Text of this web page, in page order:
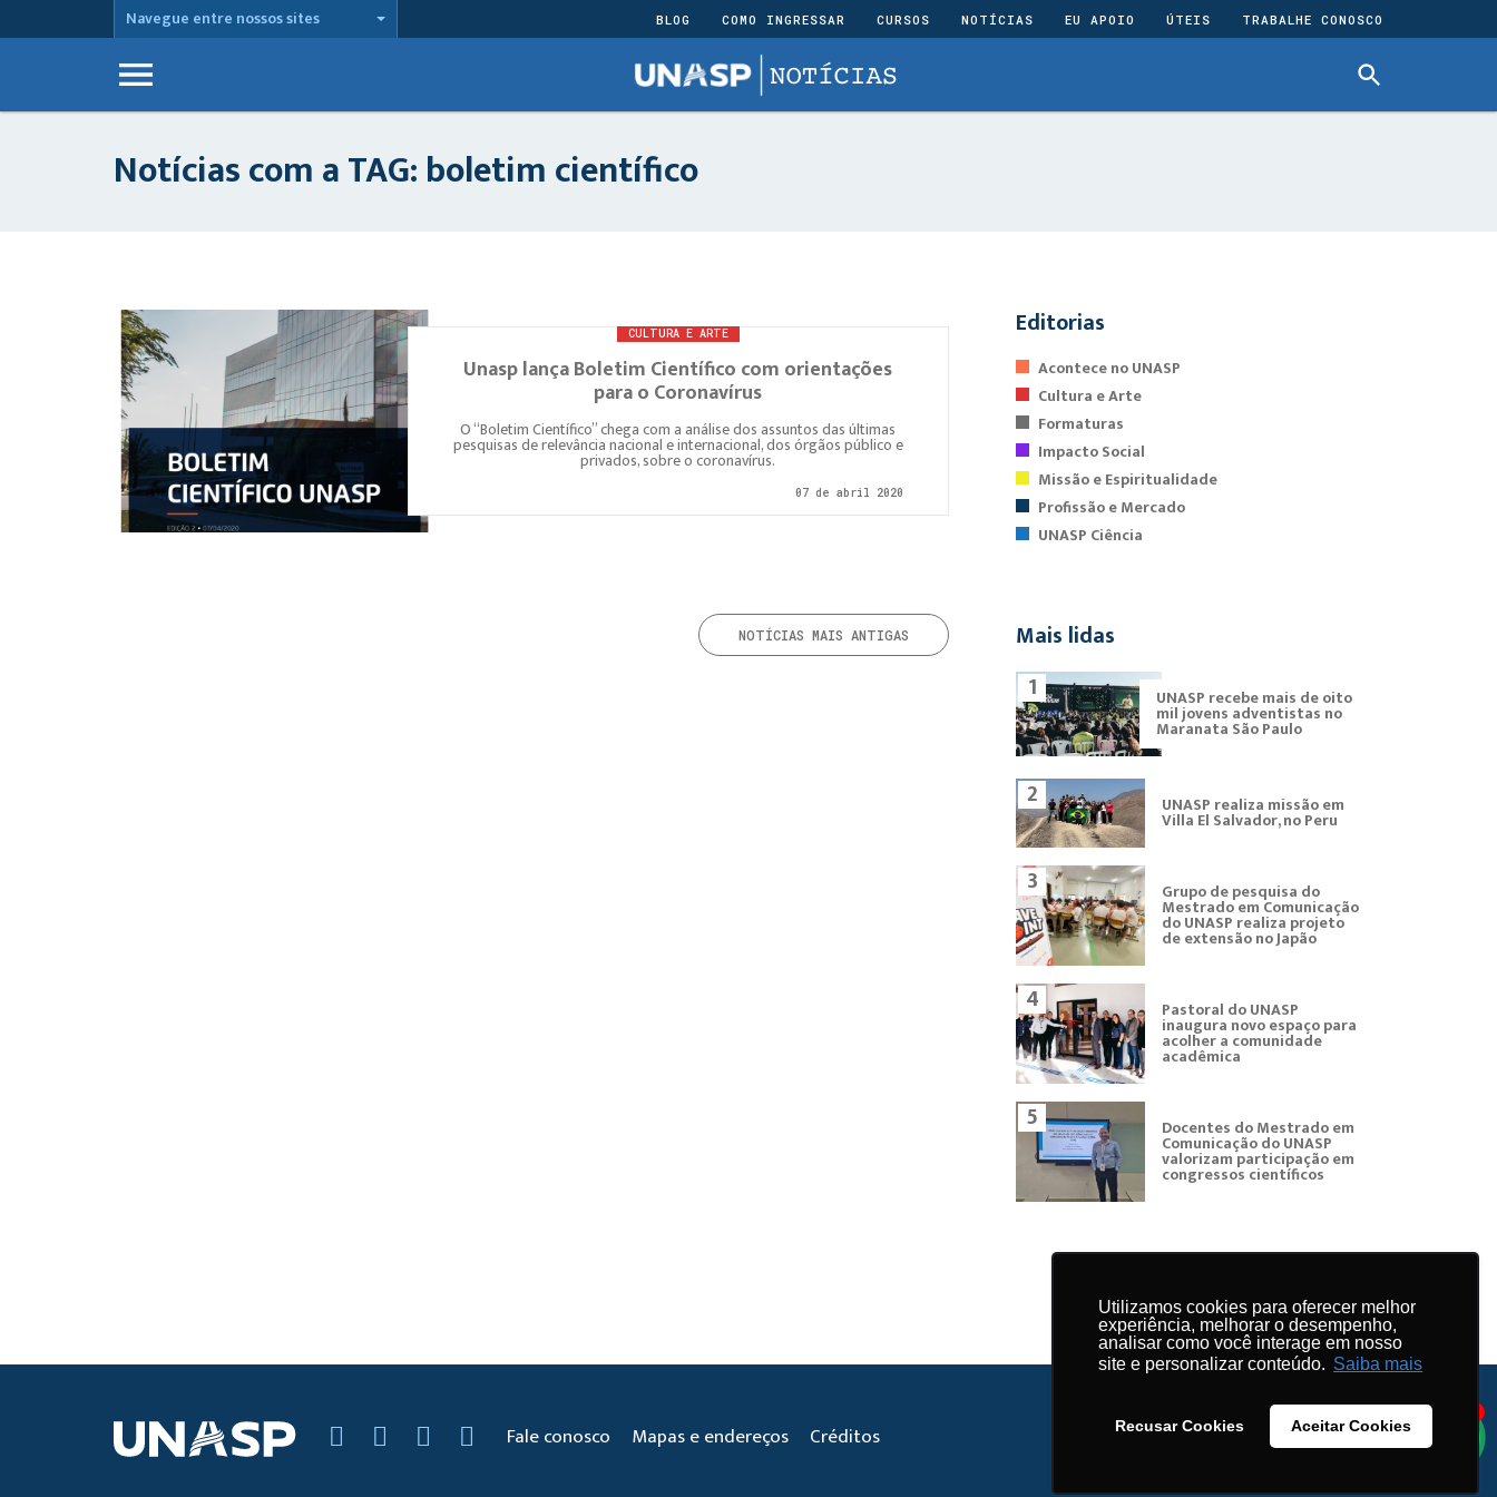
Utilizamos cookies para oferecer melhor
experiência, melhorar o desempenho,
analisar como você interage em nosso
site e personalizar conteúdo. Saiba mais
Recusar Cookies Aceitar Cookies
Navegue entre nossos sites BLOG COMO INGRESSAR CURSOS NOTÍCIAS EU APOIO ÚTEIS TRABALHE CONOSCO
Notícias com a TAG: boletim científico
CULTURA E ARTE
Unasp lança Boletim Científico com orientações
para o Coronavírus
O “Boletim Científico” chega com a análise dos assuntos das últimas
pesquisas de relevância nacional e internacional, dos órgãos público e
privados, sobre o coronavírus.
07 de abril 2020
NOTÍCIAS MAIS ANTIGAS
Editorias
Acontece no UNASP
Cultura e Arte
Formaturas
Impacto Social
Missão e Espiritualidade
Profissão e Mercado
UNASP Ciência
Mais lidas
1
UNASP recebe mais de oito
mil jovens adventistas no
Maranata São Paulo
2 UNASP realiza missão em
Villa El Salvador, no Peru
3 Grupo de pesquisa do
Mestrado em Comunicação
do UNASP realiza projeto
de extensão no Japão
4 Pastoral do UNASP
inaugura novo espaço para
acolher a comunidade
acadêmica
5 Docentes do Mestrado em
Comunicação do UNASP
valorizam participação em
congressos científicos
Fale conosco Mapas e endereços Créditos